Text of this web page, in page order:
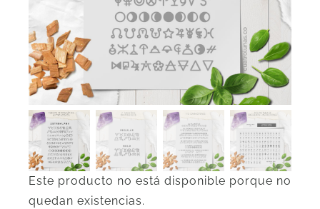
PRODUCTOS
ARTÍCULOS
ACERCA
CONTACTO
Este producto no está disponible porque no
quedan existencias.